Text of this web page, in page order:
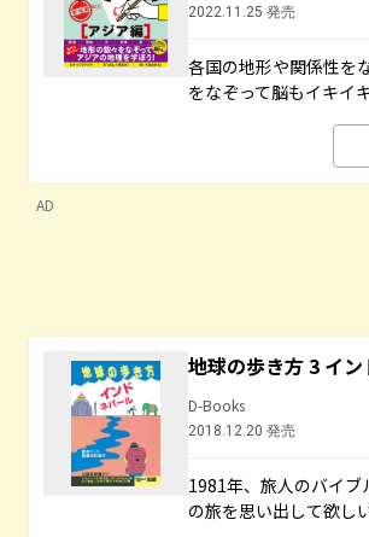
2022.11.25 発売
各国の地形や関係性を
をなぞって脳もイキイ
AD
地球の歩き方 3 イン
D-Books
2018.12.20 発売
1981年、旅人のバイ
の旅を思い出して欲し